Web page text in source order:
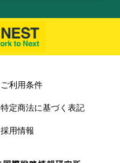
ご利用条件
特定商法に基づく表記
採用情報